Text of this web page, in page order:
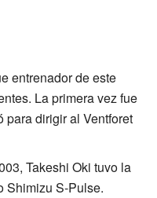
entrenador de este
La primera vez fue
para dirigir al Ventforet
Takeshi Oki tuvo la
Shimizu S-Pulse.